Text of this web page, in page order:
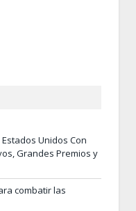
Unidos Con
Grandes Premios y
combatir las